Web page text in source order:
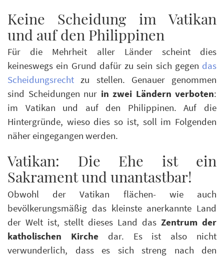
Keine Scheidung im Vatikan
und auf den Philippinen
Für die Mehrheit aller Länder scheint dies
keineswegs ein Grund dafür zu sein sich gegen das
Scheidungsrecht zu stellen. Genauer genommen
sind Scheidungen nur in zwei Ländern verboten:
im Vatikan und auf den Philippinen. Auf die
Hintergründe, wieso dies so ist, soll im Folgenden
näher eingegangen werden.
Vatikan: Die Ehe ist ein
Sakrament und unantastbar!
Obwohl der Vatikan flächen- wie auch
bevölkerungsmäßig das kleinste anerkannte Land
der Welt ist, stellt dieses Land das Zentrum der
katholischen Kirche dar. Es ist also nicht
verwunderlich, dass es sich streng nach den